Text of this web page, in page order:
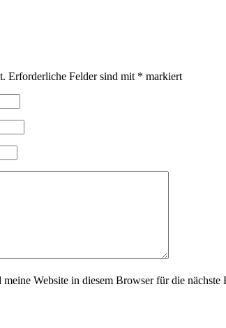
Erforderliche Felder sind mit * markiert
Website in diesem Browser für die nächste